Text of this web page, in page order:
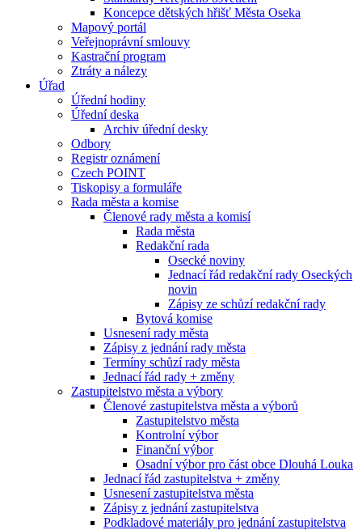
Koncepce dětských hřišť Města Oseka
Mapový portál
Veřejnoprávní smlouvy
Kastrační program
Ztráty a nálezy
Úřad
Úřední hodiny
Úřední deska
Archiv úřední desky
Odbory
Registr oznámení
Czech POINT
Tiskopisy a formuláře
Rada města a komise
Členové rady města a komisí
Rada města
Redakční rada
Osecké noviny
Jednací řád redakční rady Oseckých
novin
Zápisy ze schůzí redakční rady
Bytová komise
Usnesení rady města
Zápisy z jednání rady města
Termíny schůzí rady města
Jednací řád rady + změny
Zastupitelstvo města a výbory
Členové zastupitelstva města a výborů
Zastupitelstvo města
Kontrolní výbor
Finanční výbor
Osadní výbor pro část obce Dlouhá Louka
Jednací řád zastupitelstva + změny
Usnesení zastupitelstva města
Zápisy z jednání zastupitelstva
Podkladové materiály pro jednání zastupitelstva